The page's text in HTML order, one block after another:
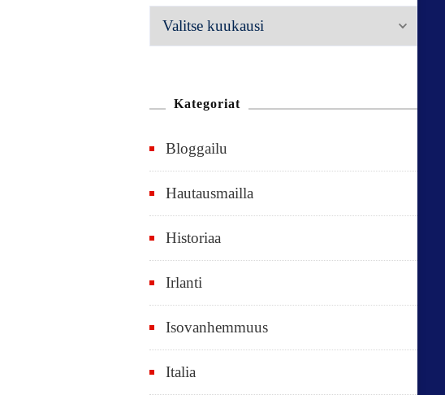
M
e
e
v
u
o
e
t
,
Kategoriat
Bloggailu
Hautausmailla
Historiaa
Irlanti
Isovanhemmuus
Italia